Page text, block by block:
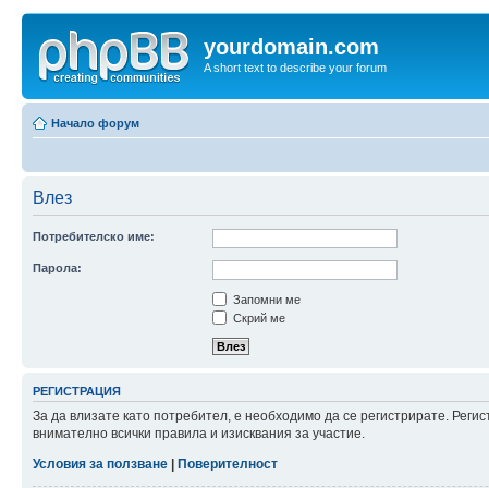
yourdomain.com
A short text to describe your forum
Начало форум
Влез
Потребителско име:
Парола:
Запомни ме
Скрий ме
РЕГИСТРАЦИЯ
За да влизате като потребител, е необходимо да се регистрирате.
внимателно всички правила и изисквания за участие.
Условия за ползване
Поверителност